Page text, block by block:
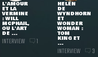
L'AMOUR
ET LA
VERMINE
: WILL
MCPHAIL,
OU L'ART
DE ...
INTERVIEW 1
HELEN
DE
WYNDHORN
ET
WONDER
WOMAN :
TOM
KING ET
...
INTERVIEW 3